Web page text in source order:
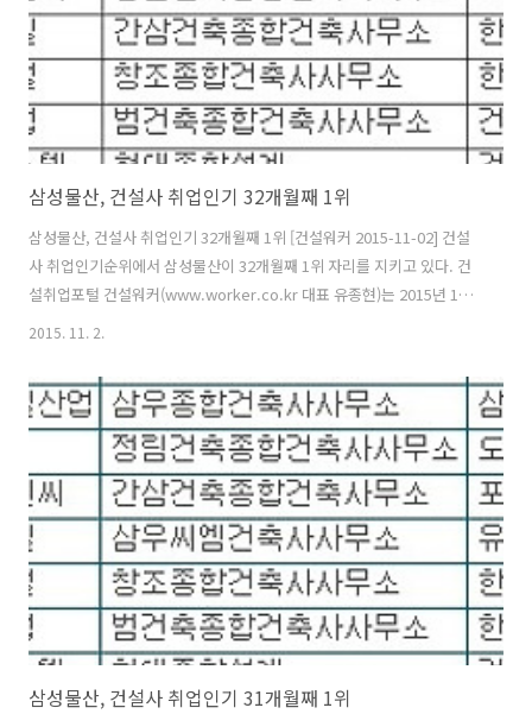
삼성물산, 건설사 취업인기 32개월째 1위
삼성물산, 건설사 취업인기 32개월째 1위 [건설워커 2015-11-02] 건설
사 취업인기순위에서 삼성물산이 32개월째 1위 자리를 지키고 있다. 건
설취업포털 건설워커(www.worker.co.kr 대표 유종현)는 2015년 11
어링), 구산토건(전문건설), 희림종합건축사사무소(건축설계), 국보디자
인(인테리어)이 각 부문별 1위로 선정됐다. 종합건설 부문에서는 삼성물
산에 이어 현대건설, 대우건설, 포스코건설, GS건설, 대림산업, 롯데건
설, SK건설, 현대산업개발, 호반건설이 톱10에 이름을 올렸다. 또 부영,
두산건설, 한화건설, 계룡건설산업, 두산중공업, 금호건설, ..
2015. 11. 2.
삼성물산, 건설사 취업인기 31개월째 1위